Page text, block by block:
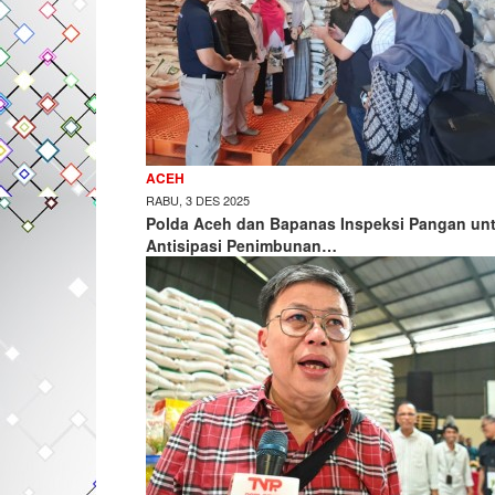
ACEH
RABU, 3 DES 2025
Polda Aceh dan Bapanas Inspeksi Pangan
Antisipasi Penimbunan…